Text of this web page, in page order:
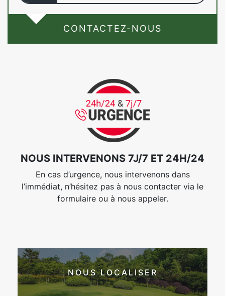
CONTACTEZ-NOUS
NOUS INTERVENONS 7J/7 ET 24H/24
En cas d’urgence, nous intervenons dans
l’immédiat, n’hésitez pas à nous contacter via le
formulaire ou à nous appeler.
NOUS LOCALISER